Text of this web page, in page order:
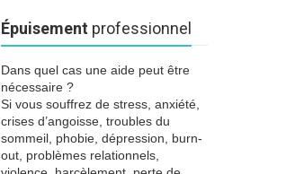
Épuisement professionnel
Dans quel cas une aide peut être
nécessaire ?
Si vous souffrez de stress, anxiété,
crises d’angoisse, troubles du
sommeil, phobie, dépression, burn-
out, problèmes relationnels,